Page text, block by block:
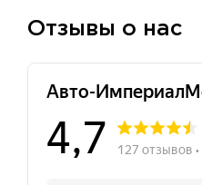
Отзывы о нас